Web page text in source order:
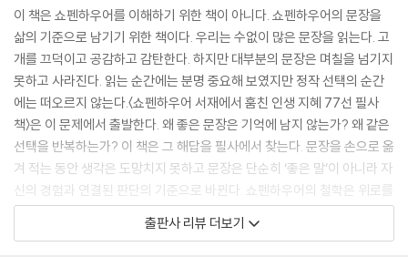
내 삶에 여유가 없으면 동정도 친절도 남지 않는다.
--- p.44
말은 얼마든지 꾸밀 수 있다.
그러나 몸짓은 쉽게 숨겨지지 않는다.
사람의 태도, 움직임, 습관적인 행동에는
그 사람의 본성이 묻어난다.
진짜 성격을 알고 싶다면
그의 말을 듣기보다 행동을 보아야 한다.
--- p.90
같은 환경에서도 어떤 이는 행복하고
이 책은 쇼펜하우어를 이해하기 위한 책이 아니다. 쇼펜하우어의 문장을
삶의 기준으로 남기기 위한 책이다. 우리는 수없이 많은 문장을 읽는다. 고
개를 끄덕이고 공감하고 감탄한다. 하지만 대부분의 문장은 며칠을 넘기지
못하고 사라진다. 읽는 순간에는 분명 중요해 보였지만 정작 선택의 순간
에는 떠오르지 않는다.〈쇼펜하우어 서재에서 훔친 인생 지혜 77선 필사
책〉은 이 문제에서 출발한다. 왜 좋은 문장은 기억에 남지 않는가? 왜 같은
선택을 반복하는가? 이 책은 그 해답을 필사에서 찾는다. 문장을 손으로 옮
겨 적는 동안 생각은 도망치지 못하고 문장은 단순히 ‘좋은 말’이 아니라 자
신의 경험과 연결된 판단의 기준으로 바뀐다. 쇼펜하우어의 철학은 위로를
목적으로 하지 않는다. 인간을 낙관적으로 보지도 않는다. 그는 인간을 욕
망과 충동에 쉽게 흔들리는 존재로 보았고 행복을 성취의 결과가 아니라
출판사 리뷰 더보기